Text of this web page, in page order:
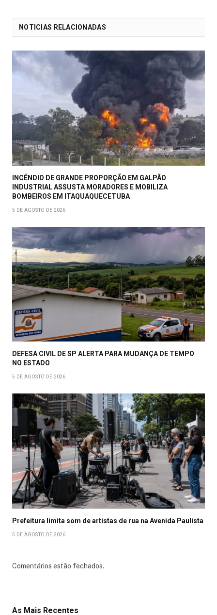
NOTICIAS RELACIONADAS
INCÊNDIO DE GRANDE PROPORÇÃO EM GALPÃO
INDUSTRIAL ASSUSTA MORADORES E MOBILIZA
BOMBEIROS EM ITAQUAQUECETUBA
5 DE AGOSTO DE 2026
DEFESA CIVIL DE SP ALERTA PARA MUDANÇA DE TEMPO
NO ESTADO
5 DE AGOSTO DE 2026
Prefeitura limita som de artistas de rua na Avenida Paulista
5 DE AGOSTO DE 2026
Comentários estão fechados.
As Mais Recentes